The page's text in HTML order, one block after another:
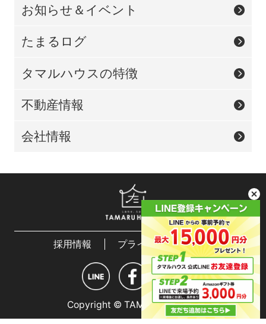
お知らせ＆イベント
たまるログ
タマルハウスの特徴
不動産情報
会社情報
採用情報 プライバシーポリシー
Copyright © TAMARU HOUSE